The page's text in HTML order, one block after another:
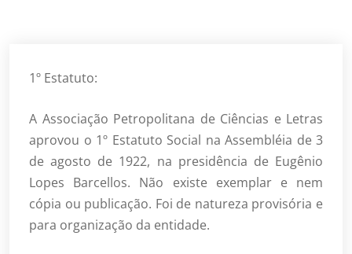
1º Estatuto:
A Associação Petropolitana de Ciências e Letras
aprovou o 1º Estatuto Social na Assembléia de 3
de agosto de 1922, na presidência de Eugênio
Lopes Barcellos. Não existe exemplar e nem
cópia ou publicação. Foi de natureza provisória e
para organização da entidade.